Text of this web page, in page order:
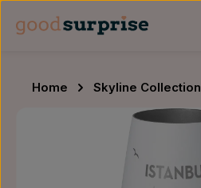
Zum Hauptinhalt springen
Home Skyline Collection
Bildergalerie überspringen